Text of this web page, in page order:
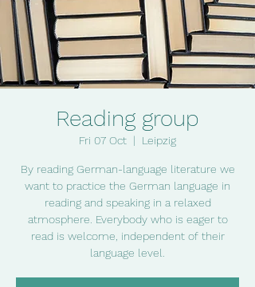
Reading group
Fri 07 Oct
  |
Leipzig
By reading German-language literature we
want to practice the German language in
reading and speaking in a relaxed
atmosphere. Everybody who is eager to
read is welcome, independent of their
language level.